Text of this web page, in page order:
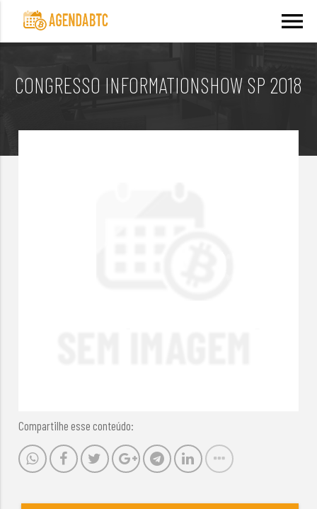
menu
CONGRESSO INFORMATIONSHOW SP 2018
Compartilhe esse conteúdo: